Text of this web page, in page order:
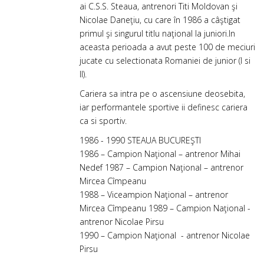
ai C.S.S. Steaua, antrenori Titi Moldovan şi
Nicolae Daneţiu, cu care în 1986 a câştigat
primul şi singurul titlu naţional la juniori.In
aceasta perioada a avut peste 100 de meciuri
jucate cu selectionata Romaniei de junior (I si
II).
Cariera sa intra pe o ascensiune deosebita,
iar performantele sportive ii definesc cariera
ca si sportiv.
1986 - 1990 STEAUA BUCUREŞTI
1986 – Campion Naţional – antrenor Mihai
Nedef 1987 – Campion Naţional – antrenor
Mircea Cîmpeanu
1988 – Viceampion Naţional – antrenor
Mircea Cîmpeanu 1989 – Campion Naţional -
antrenor Nicolae Pirsu
1990 – Campion Naţional - antrenor Nicolae
Pirsu